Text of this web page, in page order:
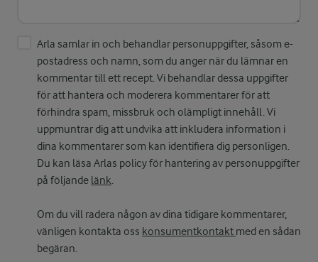
Arla samlar in och behandlar personuppgifter, såsom e-
postadress och namn, som du anger när du lämnar en
kommentar till ett recept. Vi behandlar dessa uppgifter
för att hantera och moderera kommentarer för att
förhindra spam, missbruk och olämpligt innehåll. Vi
uppmuntrar dig att undvika att inkludera information i
dina kommentarer som kan identifiera dig personligen.
Du kan läsa Arlas policy för hantering av personuppgifter
på följande länk.
Om du vill radera någon av dina tidigare kommentarer,
vänligen kontakta oss konsumentkontakt med en sådan
begäran.